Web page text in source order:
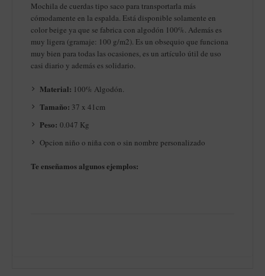
Mochila de cuerdas tipo saco para transportarla más
cómodamente en la espalda. Está disponible solamente en
color beige ya que se fabrica con algodón 100%. Además es
muy ligera (gramaje: 100 g/m2). Es un obsequio que funciona
muy bien para todas las ocasiones, es un artículo útil de uso
casi diario y además es solidario.
Material: 100% Algodón.
Tamaño: 37 x 41cm
Peso: 0.047 Kg
Opcion niño o niña con o sin nombre personalizado
Te enseñamos algunos ejemplos: